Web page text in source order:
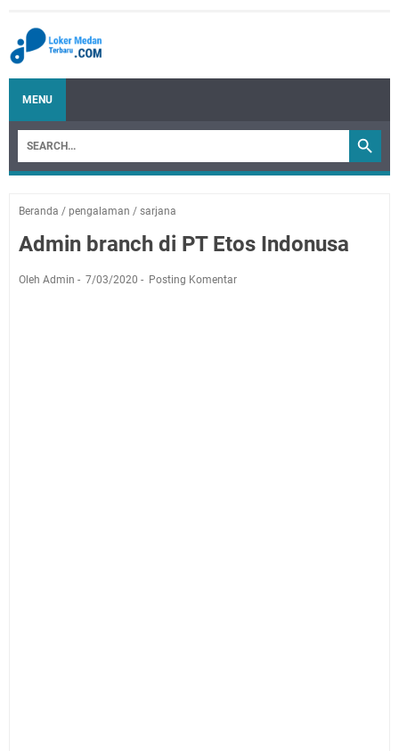
MENU
Beranda / pengalaman / sarjana
Admin branch di PT Etos Indonusa
Oleh Admin 7/03/2020 Posting Komentar